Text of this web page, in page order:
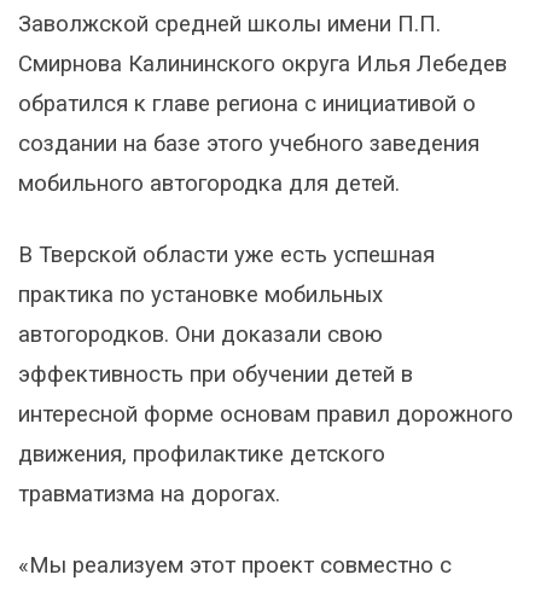
Заволжской средней школы имени П.П.
Смирнова Калининского округа Илья Лебедев
обратился к главе региона с инициативой о
создании на базе этого учебного заведения
мобильного автогородка для детей.
В Тверской области уже есть успешная
практика по установке мобильных
автогородков. Они доказали свою
эффективность при обучении детей в
интересной форме основам правил дорожного
движения, профилактике детского
травматизма на дорогах.
«Мы реализуем этот проект совместно с